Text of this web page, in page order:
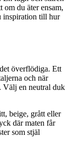
du äter ensam,
inspiration till hur
överflödiga. Ett
och när
Välj en neutral duk
beige, grått eller
där maten får
som stjäl